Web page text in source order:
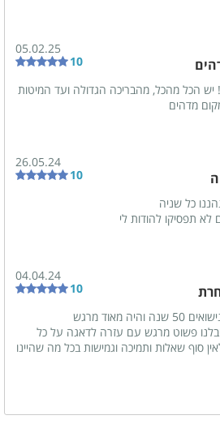
05.02.25
10
יש הכל מהכל, מהבריכה הגדולה ועד המיטות
מדהים
26.05.24
10
כל שניה
תפסיקו להודות לי
04.04.24
10
מאוד מרגש
פשוט מרגש עם עזרה לדאגה על כל
סוף שאלות ותמיכה וגמישות בכל מה שהיינו